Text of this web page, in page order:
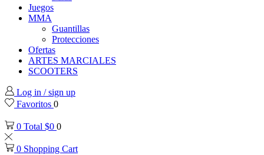
Juegos
MMA
Guantillas
Protecciones
Ofertas
ARTES MARCIALES
SCOOTERS
Log in / sign up
Favoritos 0
0 Total $0 0
0 Shopping Cart